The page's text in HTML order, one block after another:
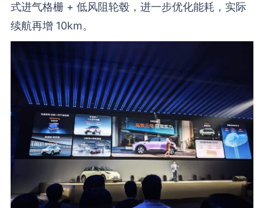
式进气格栅 + 低风阻轮毂，进一步优化能耗，实际
续航再增 10km。